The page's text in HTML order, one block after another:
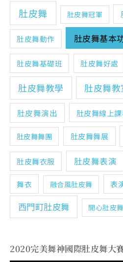
肚皮舞 肚皮舞冠軍
肚皮舞動作 肚皮舞基本
肚皮舞基礎班 肚皮舞好處
肚皮舞教學
肚皮舞教
肚皮舞演出 肚皮舞線上
肚皮舞舞團 肚皮舞舞展
肚皮舞衣服 肚皮舞表演
舞衣 融合風肚皮舞 表
西門町肚皮舞 開心肚皮舞
2020完美舞神國際肚皮舞大